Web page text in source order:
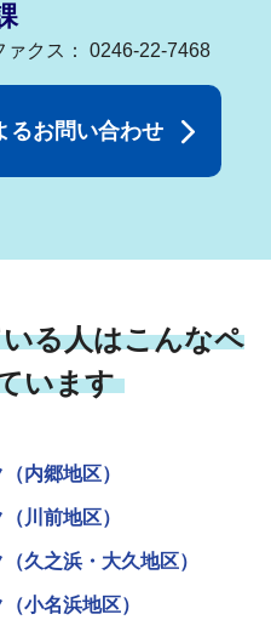
ァクス： 0246-22-7468
るお問い合わせ
る人はこんなペ
います
内郷地区）
川前地区）
久之浜・大久地区）
小名浜地区）